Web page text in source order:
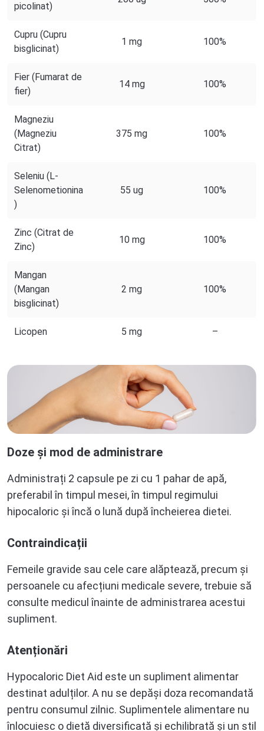
picolinat)
Cupru (Cupru
bisglicinat)
1 mg 100%
Fier (Fumarat de
fier)
14 mg 100%
Magneziu
(Magneziu
Citrat)
375 mg 100%
Seleniu (L-
Selenometionina
)
55 ug 100%
Zinc (Citrat de
Zinc)
10 mg 100%
Mangan
(Mangan
bisglicinat)
2 mg 100%
Licopen 5 mg –
Doze și mod de administrare
Administrați 2 capsule pe zi cu 1 pahar de apă,
preferabil în timpul mesei, în timpul regimului
hipocaloric și încă o lună după încheierea dietei.
Contraindicații
Femeile gravide sau cele care alăptează, precum și
persoanele cu afecțiuni medicale severe, trebuie să
consulte medicul înainte de administrarea acestui
supliment.
Atenționări
Hypocaloric Diet Aid este un supliment alimentar
destinat adulților. A nu se depăși doza recomandată
pentru consumul zilnic. Suplimentele alimentare nu
înlocuiesc o dietă diversificată și echilibrată și un stil